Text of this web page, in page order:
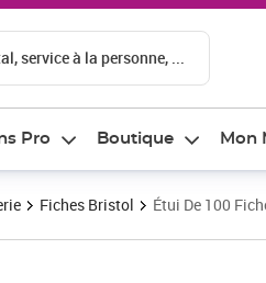
service à la personne, ...
Pro Boutique Mon
Fiches Bristol Étui De 100